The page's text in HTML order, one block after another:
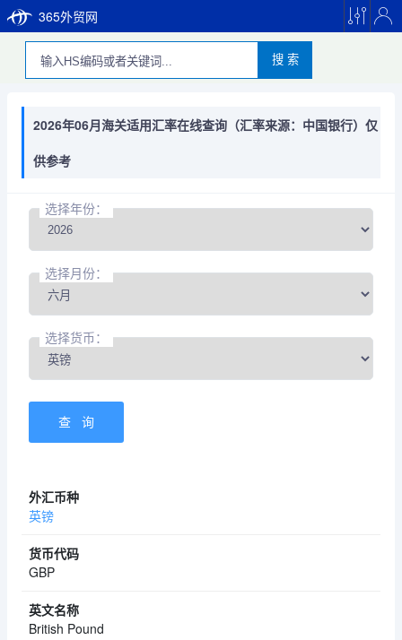
365外贸网
搜 索
2026年06月海关适用汇率在线查询（汇率来源：中国银行）仅
供参考
选择年份：
选择月份：
选择货币：
英镑
GBP
British Pound